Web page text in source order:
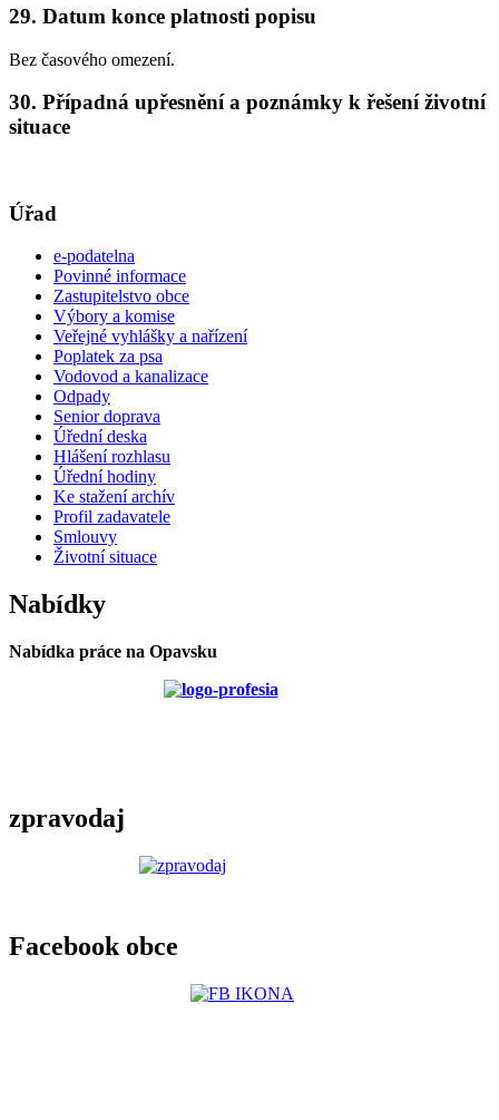
29. Datum konce platnosti popisu
Bez časového omezení.
30. Případná upřesnění a poznámky k řešení životní
situace
Úřad
e-podatelna
Povinné informace
Zastupitelstvo obce
Výbory a komise
Veřejné vyhlášky a nařízení
Poplatek za psa
Vodovod a kanalizace
Odpady
Senior doprava
Úřední deska
Hlášení rozhlasu
Úřední hodiny
Ke stažení archív
Profil zadavatele
Smlouvy
Životní situace
Nabídky
Nabídka práce na Opavsku
zpravodaj
Facebook obce